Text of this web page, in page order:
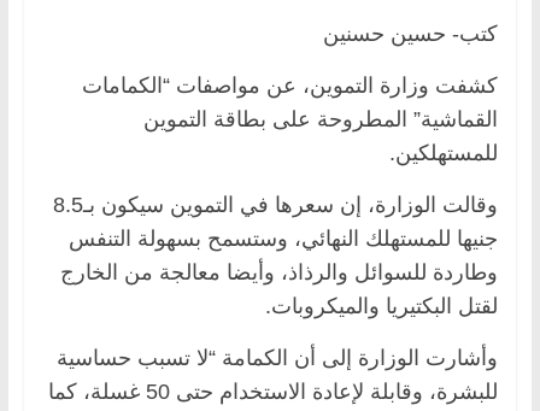
كتب- حسين حسنين
كشفت وزارة التموين، عن مواصفات “الكمامات
القماشية” المطروحة على بطاقة التموين
للمستهلكين.
وقالت الوزارة، إن سعرها في التموين سيكون بـ8.5
جنيها للمستهلك النهائي، وستسمح بسهولة التنفس
وطاردة للسوائل والرذاذ، وأيضا معالجة من الخارج
لقتل البكتيريا والميكروبات.
وأشارت الوزارة إلى أن الكمامة “لا تسبب حساسية
للبشرة، وقابلة لإعادة الاستخدام حتى 50 غسلة، كما